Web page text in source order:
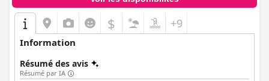
$ +9
Information
Résumé des avis
Résumé par IA